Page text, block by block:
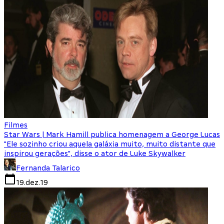
Filmes
Star Wars | Mark Hamill publica homenagem a George Lucas
"Ele sozinho criou aquela galáxia muito, muito distante que
inspirou gerações", disse o ator de Luke Skywalker
Fernanda Talarico
19.dez.19